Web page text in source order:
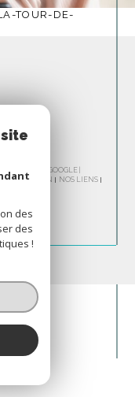
BY GOOGLE |
ADMIN
NOS LIENS
des
des
!